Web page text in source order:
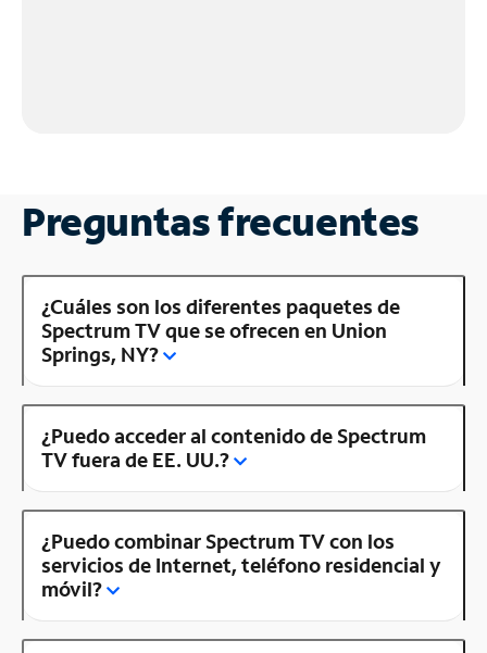
Preguntas frecuentes
¿Cuáles son los diferentes paquetes de
Spectrum TV que se ofrecen en Union
Springs, NY?
¿Puedo acceder al contenido de Spectrum
TV fuera de EE. UU.?
¿Puedo combinar Spectrum TV con los
servicios de Internet, teléfono residencial y
móvil?